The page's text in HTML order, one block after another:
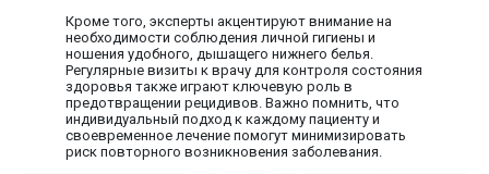
Кроме того, эксперты акцентируют внимание на
необходимости соблюдения личной гигиены и
ношения удобного, дышащего нижнего белья.
Регулярные визиты к врачу для контроля состояния
здоровья также играют ключевую роль в
предотвращении рецидивов. Важно помнить, что
индивидуальный подход к каждому пациенту и
своевременное лечение помогут минимизировать
риск повторного возникновения заболевания.